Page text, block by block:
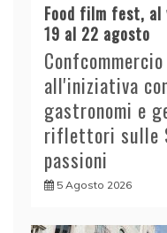
Food film fest, al
19 al 22 agosto
all'iniziativa
gastronomi e
riflettori sulle
passioni
5 Agosto 2026